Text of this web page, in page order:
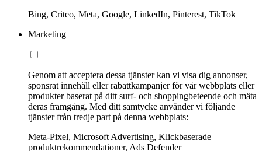
Bing, Criteo, Meta, Google, LinkedIn, Pinterest, TikTok
Marketing
Genom att acceptera dessa tjänster kan vi visa dig annonser,
sponsrat innehåll eller rabattkampanjer för vår webbplats eller
produkter baserat på ditt surf- och shoppingbeteende och mäta
deras framgång. Med ditt samtycke använder vi följande
tjänster från tredje part på denna webbplats:
Meta-Pixel, Microsoft Advertising, Klickbaserade
produktrekommendationer, Ads Defender